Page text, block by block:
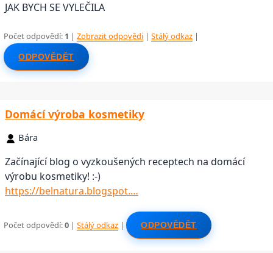
JAK BYCH SE VYLEČILA
Počet odpovědí: 1 |Zobrazit odpovědi |Stálý odkaz |
ODPOVĚDĚT
Domácí výroba kosmetiky
Bára
Začínající blog o vyzkoušených receptech na domácí
výrobu kosmetiky! :-)
https://belnatura.blogspot.…
Počet odpovědí:0 |Stálý odkaz | ODPOVĚDĚT